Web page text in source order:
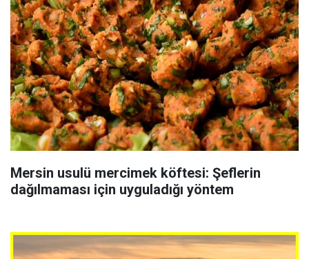
Mersin usulü mercimek köftesi: Şeflerin
dağılmaması için uyguladığı yöntem